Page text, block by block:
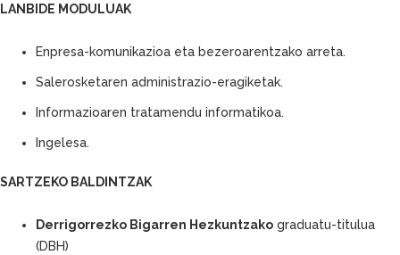
LANBIDE MODULUAK
Enpresa-komunikazioa eta bezeroarentzako arreta.
Salerosketaren administrazio-eragiketak.
Informazioaren tratamendu informatikoa.
Ingelesa.
SARTZEKO BALDINTZAK
Derrigorrezko Bigarren Hezkuntzako graduatu-titulua
(DBH)